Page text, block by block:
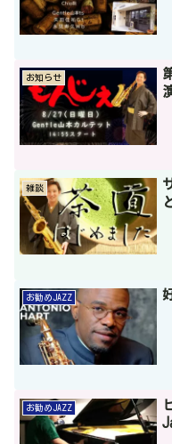
お知らせ
雑談
お勧めJAZZ
お勧めJAZZ